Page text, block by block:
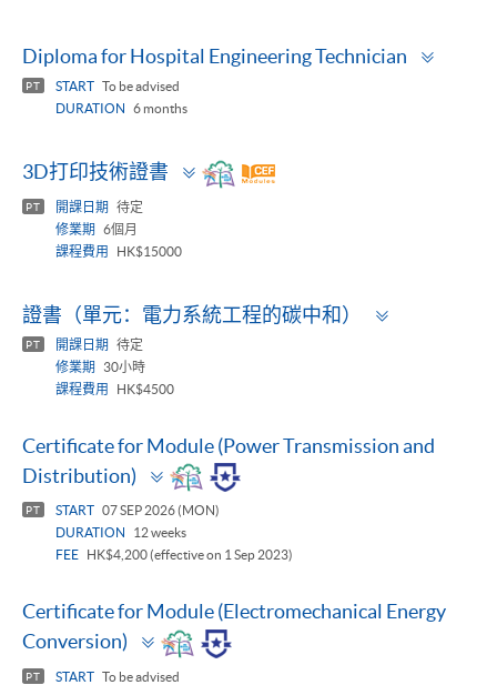
Diploma for Hospital Engineering Technician
PT START To be advised
DURATION
6 months
3D打印技術證書
Toggle
panel
PT 開課日期
待定
修業期
6個月
課程費用
HK$15000
證書（單元：電力系統工程的碳中和）
PT 開課日期
待定
修業期
30小時
課程費用
HK$4500
Certificate for Module (Power Transmission and
Distribution)
Toggle
panel
PT START 07 SEP 2026 (MON)
DURATION
12 weeks
FEE
HK$4,200 (effective on 1 Sep 2023)
Certificate for Module (Electromechanical Energy
Conversion)
Toggle
panel
PT START To be advised